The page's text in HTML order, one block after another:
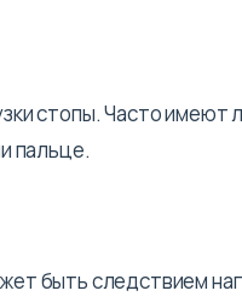
стопы. Часто имеют
пальце.
быть следствием